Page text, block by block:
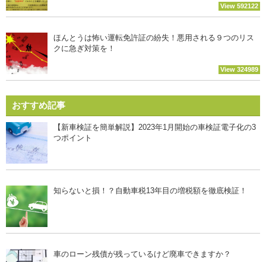
View 592122
ほんとうは怖い運転免許証の紛失！悪用される９つのリス
クに急ぎ対策を！
View 324989
おすすめ記事
【新車検証を簡単解説】2023年1月開始の車検証電子化の3
つポイント
知らないと損！？自動車税13年目の増税額を徹底検証！
車のローン残債が残っているけど廃車できますか？